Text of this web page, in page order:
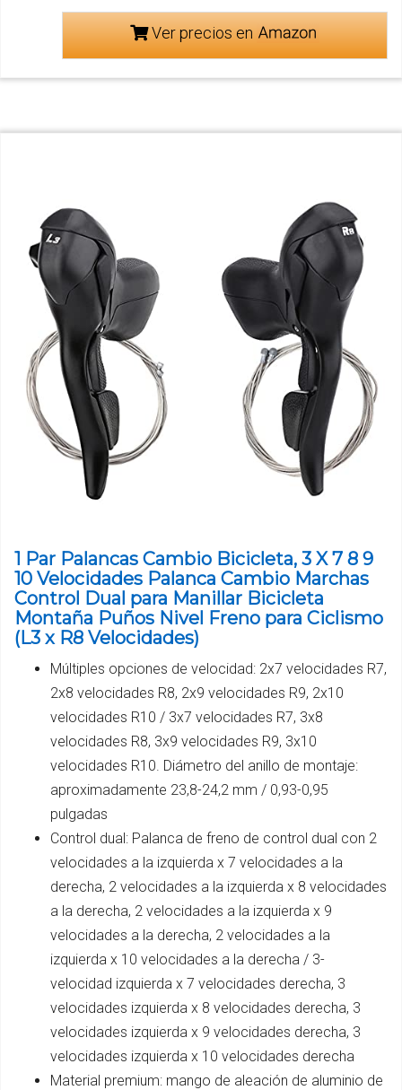
Ver precios en
1 Par Palancas Cambio Bicicleta, 3 X 7 8 9
10 Velocidades Palanca Cambio Marchas
Control Dual para Manillar Bicicleta
Montaña Puños Nivel Freno para Ciclismo
(L3 x R8 Velocidades)
Múltiples opciones de velocidad: 2x7 velocidades R7,
2x8 velocidades R8, 2x9 velocidades R9, 2x10
velocidades R10 / 3x7 velocidades R7, 3x8
velocidades R8, 3x9 velocidades R9, 3x10
velocidades R10. Diámetro del anillo de montaje:
aproximadamente 23,8-24,2 mm / 0,93-0,95
pulgadas
Control dual: Palanca de freno de control dual con 2
velocidades a la izquierda x 7 velocidades a la
derecha, 2 velocidades a la izquierda x 8 velocidades
a la derecha, 2 velocidades a la izquierda x 9
velocidades a la derecha, 2 velocidades a la
izquierda x 10 velocidades a la derecha / 3-
velocidad izquierda x 7 velocidades derecha, 3
velocidades izquierda x 8 velocidades derecha, 3
velocidades izquierda x 9 velocidades derecha, 3
velocidades izquierda x 10 velocidades derecha
Material premium: mango de aleación de aluminio de